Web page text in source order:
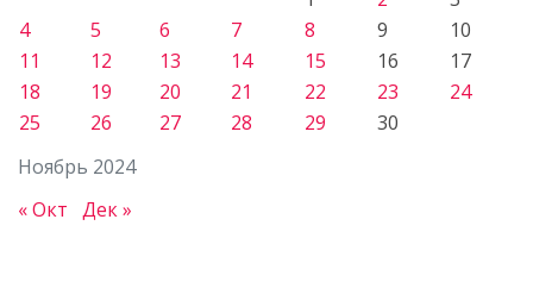
Ноябрь 2024
4
5 6 7 8 9
10
11
12 13 14 15 16
17
18
19 20 21 22 23
24
25
26 27 28 29 30
« Окт Дек »